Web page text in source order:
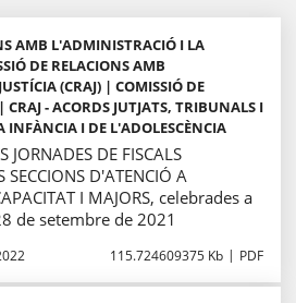
AMB L'ADMINISTRACIÓ I LA
DE RELACIONS AMB
(CRAJ) | COMISSIÓ DE
- ACORDS JUTJATS, TRIBUNALS I
INFÀNCIA I DE L'ADOLESCÈNCIA
JORNADES DE FISCALS
SECCIONS D'ATENCIÓ A
I MAJORS, celebrades a
de setembre de 2021
115.724609375 Kb PDF